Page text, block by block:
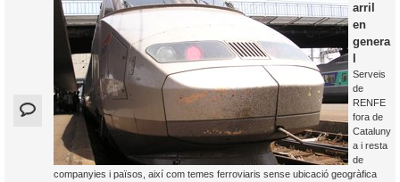
arril
en
genera
Serveis
de
RENFE
fora de
Cataluny
a i resta
de
companyies i països, així com temes ferroviaris sense ubicació geogràfica